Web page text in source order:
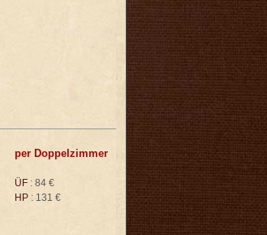
per Doppelzimmer
ÜF : 84 €
HP : 131 €